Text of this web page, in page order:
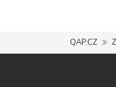
QAP.CZ